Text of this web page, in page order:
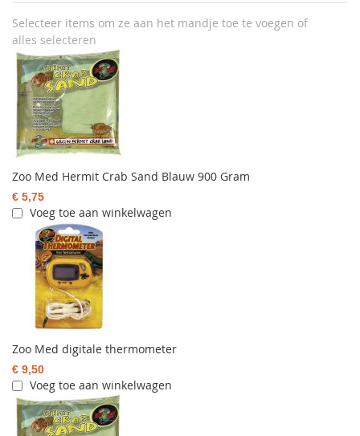
Selecteer items om ze aan het mandje toe te voegen of
alles selecteren
Zoo Med Hermit Crab Sand Blauw 900 Gram
€ 5,75
Voeg toe aan winkelwagen
Zoo Med digitale thermometer
€ 9,50
Voeg toe aan winkelwagen